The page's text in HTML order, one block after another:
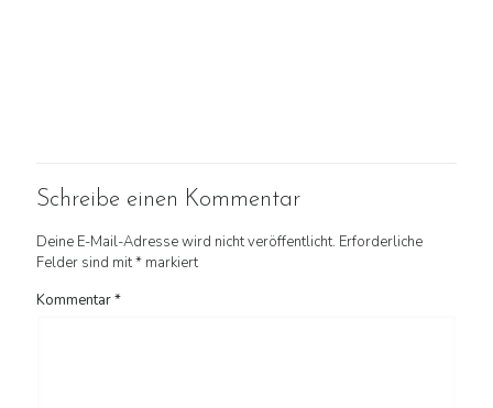
Schreibe einen Kommentar
Deine E-Mail-Adresse wird nicht veröffentlicht. Erforderliche
Felder sind mit* markiert
Kommentar*